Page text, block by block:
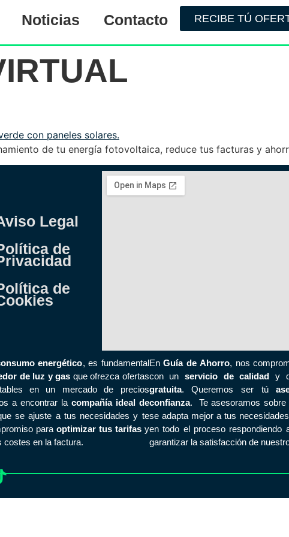
Noticias Contacto RECIBE TÚ
de tu energía fotovoltaica, reduce tus facturas y
Legal
de
de
energético, es fundamental
de luz y gas que ofrezca ofertas
en un mercado de precios
a encontrar la compañía ideal de
se ajuste a tus necesidades y te
para optimizar tus tarifasy
costes en la factura.
EnGuía de Ahorro, nos
con unservicio de calidad y
gratuita. Queremos ser tú
confianza. Te asesoramos sobre
se adapta mejor a tus
en todo el proceso respondiendo
garantizar la satisfacción de